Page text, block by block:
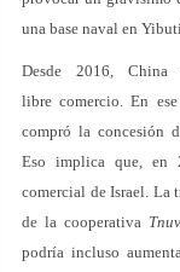
una base naval en
Desde 2016,
libre comercio. En
compró la concesión
Eso implica que, en
comercial de Israel. La
de la cooperativa
podría incluso